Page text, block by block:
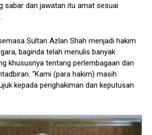
sabar dan jawatan itu amat sesuai
Sultan Azlan Shah menjadi hakim
baginda telah menulis banyak
khususnya tentang perlembagaan dan
“Kami (para hakim) masih
kepada penghakiman dan keputusan